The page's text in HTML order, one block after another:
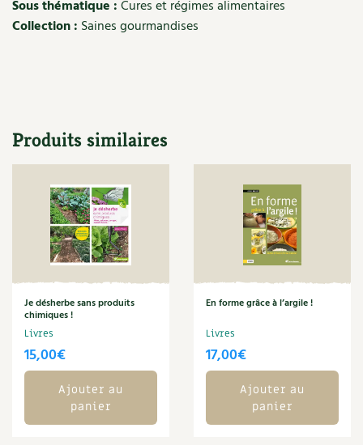
Autonomie
Enfants
Actions pour la planète
Les 4 saisons
Carnets de saison
Sous thématique :Cures et régimes alimentaires
Collection : Saines gourmandises
Produits similaires
Je désherbe sans produits
chimiques !
Livres
15,00€
Ajouter au
panier
En forme grâce à l’argile !
Livres
17,00€
Ajouter au
panier